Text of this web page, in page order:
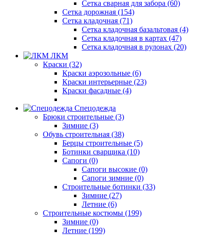
Сетка сварная для забора (60)
Сетка дорожная (154)
Сетка кладочная (71)
Сетка кладочная базальтовая (4)
Сетка кладочная в картах (47)
Сетка кладочная в рулонах (20)
ЛКМ
Краски (32)
Краски аэрозольные (6)
Краски интерьерные (23)
Краски фасадные (4)
Спецодежда
Брюки строительные (3)
Зимние (3)
Обувь строительная (38)
Берцы строительные (5)
Ботинки сварщика (10)
Сапоги (0)
Сапоги высокие (0)
Сапоги зимние (0)
Строительные ботинки (33)
Зимние (27)
Летние (6)
Строительные костюмы (199)
Зимние (0)
Летние (199)